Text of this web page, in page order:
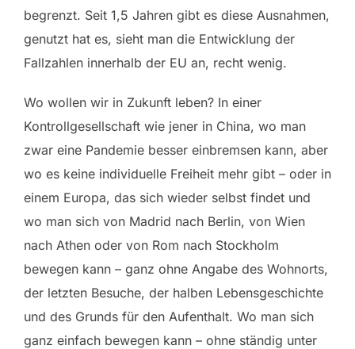
begrenzt. Seit 1,5 Jahren gibt es diese Ausnahmen,
genutzt hat es, sieht man die Entwicklung der
Fallzahlen innerhalb der EU an, recht wenig.
Wo wollen wir in Zukunft leben? In einer
Kontrollgesellschaft wie jener in China, wo man
zwar eine Pandemie besser einbremsen kann, aber
wo es keine individuelle Freiheit mehr gibt – oder in
einem Europa, das sich wieder selbst findet und
wo man sich von Madrid nach Berlin, von Wien
nach Athen oder von Rom nach Stockholm
bewegen kann – ganz ohne Angabe des Wohnorts,
der letzten Besuche, der halben Lebensgeschichte
und des Grunds für den Aufenthalt. Wo man sich
ganz einfach bewegen kann – ohne ständig unter